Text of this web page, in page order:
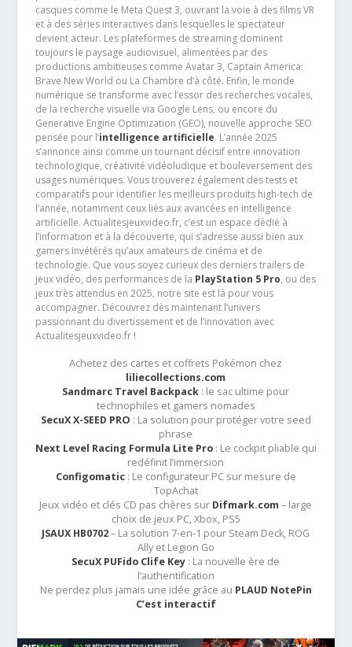
casques comme le Meta Quest 3, ouvrant la voie à des films VR
et à des séries interactives dans lesquelles le spectateur
devient acteur. Les plateformes de streaming dominent
toujours le paysage audiovisuel, alimentées par des
productions ambitieuses comme Avatar 3, Captain America:
Brave New World ou La Chambre d’à côté. Enfin, le monde
numérique se transforme avec l’essor des recherches vocales,
de la recherche visuelle via Google Lens, ou encore du
Generative Engine Optimization (GEO), nouvelle approche SEO
pensée pour l’intelligence artificielle. L’année 2025
s’annonce ainsi comme un tournant décisif entre innovation
technologique, créativité vidéoludique et bouleversement des
usages numériques. Vous trouverez également des tests et
comparatifs pour identifier les meilleurs produits high-tech de
l’année, notamment ceux liés aux avancées en intelligence
artificielle. Actualitesjeuxvideo.fr, c’est un espace dédié à
l’information et à la découverte, qui s’adresse aussi bien aux
gamers invétérés qu’aux amateurs de cinéma et de
technologie. Que vous soyez curieux des derniers trailers de
jeux vidéo, des performances de la PlayStation 5 Pro, ou des
jeux très attendus en 2025, notre site est là pour vous
accompagner. Découvrez dès maintenant l’univers
passionnant du divertissement et de l’innovation avec
Actualitesjeuxvideo.fr !
Achetez des cartes et coffrets Pokémon chez
liliecollections.com
Sandmarc Travel Backpack : le sac ultime pour
technophiles et gamers nomades
SecuX X-SEED PRO : La solution pour protéger votre seed
phrase
Next Level Racing Formula Lite Pro: Le cockpit pliable qui
redéfinit l’immersion
Configomatic: Le configurateur PC sur mesure de
TopAchat
Jeux vidéo et clés CD pas chères sur Difmark.com – large
choix de jeux PC, Xbox, PS5
JSAUX HB0702– La solution 7-en-1 pour Steam Deck, ROG
Ally et Legion Go
SecuX PUFido Clife Key : La nouvelle ère de
l’authentification
Ne perdez plus jamais une idée grâce au PLAUD NotePin
C’est interactif